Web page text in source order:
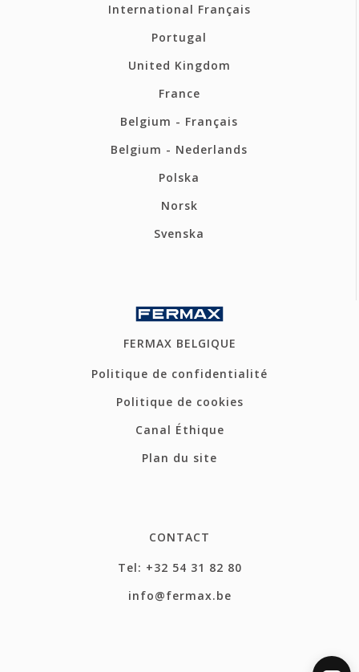
International Français
Portugal
United Kingdom
France
Belgium - Français
Belgium - Nederlands
Polska
Norsk
Svenska
FERMAX BELGIQUE
Politique de confidentialité
Politique de cookies
Canal Éthique
Plan du site
CONTACT
Tel: +32 54 31 82 80
info@fermax.be